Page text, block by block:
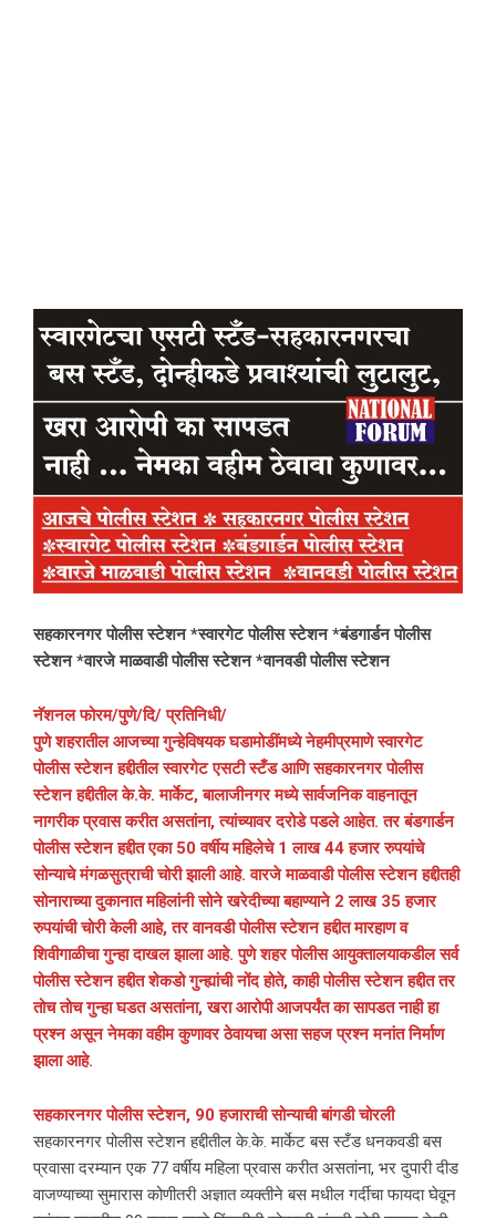
सहकारनगर पोलीस स्टेशन *स्वारगेट पोलीस स्टेशन *बंडगार्डन पोलीस
स्टेशन *वारजे माळवाडी पोलीस स्टेशन *वानवडी पोलीस स्टेशन
नॅशनल फोरम/पुणे/दि/ प्रतिनिधी/
पुणे शहरातील आजच्या गुन्हेविषयक घडामोडींमध्ये नेहमीप्रमाणे स्वारगेट
पोलीस स्टेशन हद्दीतील स्वारगेट एसटी स्टँड आणि सहकारनगर पोलीस
स्टेशन हद्दीतील के.के. मार्केट, बालाजीनगर मध्ये सार्वजनिक वाहनातून
नागरीक प्रवास करीत असतांना, त्यांच्यावर दरोडे पडले आहेत. तर बंडगार्डन
पोलीस स्टेशन हद्दीत एका 50 वर्षीय महिलेचे 1 लाख 44 हजार रुपयांचे
सोन्याचे मंगळसुत्राची चोरी झाली आहे. वारजे माळवाडी पोलीस स्टेशन हद्दीतही
सोनाराच्या दुकानात महिलांनी सोने खरेदीच्या बहाण्याने 2 लाख 35 हजार
रुपयांची चोरी केली आहे, तर वानवडी पोलीस स्टेशन हद्दीत मारहाण व
शिवीगाळीचा गुन्हा दाखल झाला आहे. पुणे शहर पोलीस आयुक्तालयाकडील सर्व
पोलीस स्टेशन हद्दीत शेकडो गुन्ह्यांची नोंद होते, काही पोलीस स्टेशन हद्दीत तर
तोच तोच गुन्हा घडत असतांना, खरा आरोपी आजपर्यंत का सापडत नाही हा
प्रश्न असून नेमका वहीम कुणावर ठेवायचा असा सहज प्रश्न मनांत निर्माण
झाला आहे.
सहकारनगर पोलीस स्टेशन, 90 हजाराची सोन्याची बांगडी चोरली
सहकारनगर पोलीस स्टेशन हद्दीतील के.के. मार्केट बस स्टँड धनकवडी बस
प्रवासा दरम्यान एक 77 वर्षीय महिला प्रवास करीत असतांना, भर दुपारी दीड
वाजण्याच्या सुमारास कोणीतरी अज्ञात व्यक्तीने बस मधील गर्दीचा फायदा घेवून